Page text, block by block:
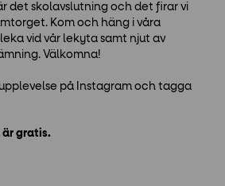
det skolavslutning och det firar vi
Kom och häng i våra
vid vår lekyta samt njut av
Välkomna!
på Instagram och tagga
gratis.